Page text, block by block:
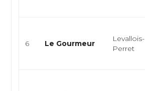
6 Le Gourmeur
Levallois-
Perret